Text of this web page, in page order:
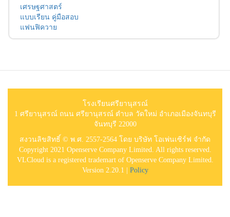
เศรษฐศาสตร์
แบบเรียน คู่มือสอบ
แฟนฟิควาย
โรงเรียนศรียานุสรณ์
1 ศรียานุสรณ์ ถนน ศรียานุสรณ์ ตำบล วัดใหม่ อำเภอเมืองจันทบุรี
จันทบุรี 22000
สงวนลิขสิทธิ์ © พ.ศ. 2557-2564 โดย บริษัท โอเพ่นเซิร์ฟ จำกัด
Copyright 2021 Openserve Company Limited. All rights reserved.
VLCloud is a registered trademart of Openserve Company Limited.
Version 2.20.1 | Policy